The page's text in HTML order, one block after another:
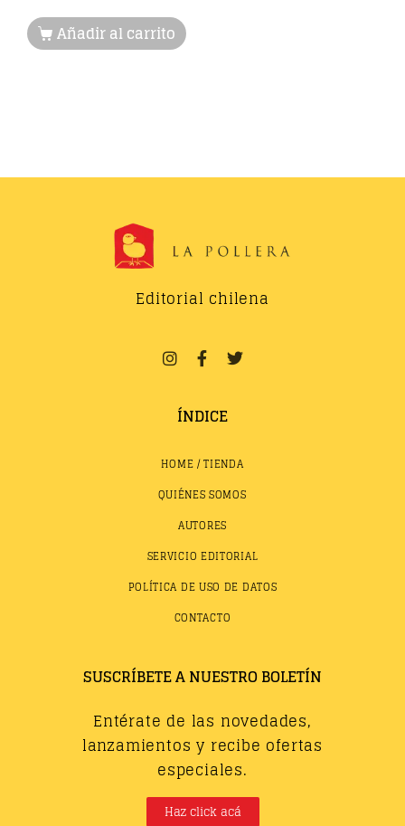
Añadir al carrito
Editorial chilena
ÍNDICE
HOME / TIENDA
QUIÉNES SOMOS
AUTORES
SERVICIO EDITORIAL
POLÍTICA DE USO DE DATOS
CONTACTO
SUSCRÍBETE A NUESTRO BOLETÍN
Entérate de las novedades,
lanzamientos y recibe ofertas
especiales.
Haz click acá